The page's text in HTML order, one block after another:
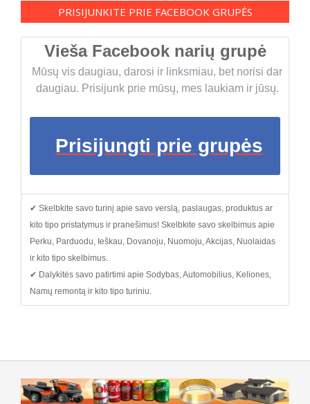
PRISIJUNKITE PRIE FACEBOOK GRUPĖS
Vieša Facebook narių grupė
Mūsų vis daugiau, darosi ir linksmiau, bet norisi dar
daugiau. Prisijunk prie mūsų, mes laukiam ir jūsų.
Prisijungti prie grupės
✔ Skelbkite savo turinį apie savo verslą, paslaugas, produktus ar
kito tipo pristatymus ir pranešimus! Skelbkite savo skelbimus apie
Perku, Parduodu, Ieškau, Dovanoju, Nuomoju, Akcijas, Nuolaidas
ir kito tipo skelbimus.
✔ Dalykitės savo patirtimi apie Sodybas, Automobilius, Keliones,
Namų remontą ir kito tipo turiniu.